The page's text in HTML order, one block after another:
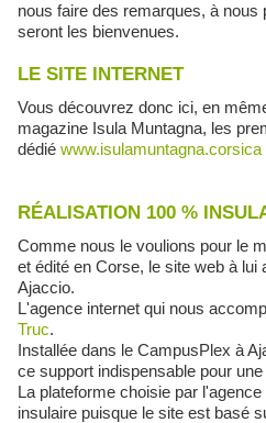
nous faire des remarques, à nous
seront les bienvenues.
LE SITE INTERNET
Vous découvrez donc ici, en même temps que le numéro 0 du
magazine Isula Muntagna, les
dédié www.isulamuntagna.corsica
RÉALISATION 100 %
Comme nous le voulions pour le magazine, totalement réalisé
et édité en Corse, le site web à
Ajaccio.
L'agence internet qui nous
Truc.
Installée dans le CampusPlex à
ce support indispensable pour
La plateforme choisie par
insulaire puisque le site est basé